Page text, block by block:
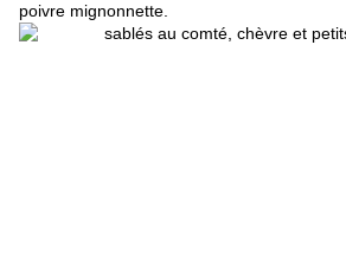
poivre mignonnette.